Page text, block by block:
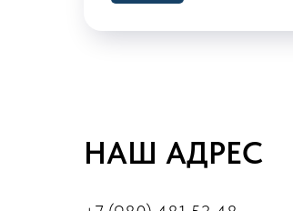
НАШ АДРЕС